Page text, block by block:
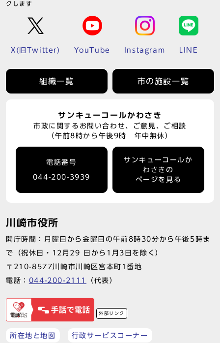
クします
X(旧Twitter) YouTube Instagram LINE
組織一覧 市の施設一覧
サンキューコールかわさき
市政に関するお問い合わせ、ご意見、ご相談
（午前8時から午後9時 年中無休）
電話番号
044-200-3939
サンキューコールか
わさきの
ページを見る
川崎市役所
開庁時間：月曜日から金曜日の午前8時30分から午後5時ま
で（祝休日・12月29 日から1月3日を除く）
〒210-8577川崎市川崎区宮本町1番地
電話： 044-200-2111 （代表）
外部リンク
所在地と地図 行政サービスコーナー